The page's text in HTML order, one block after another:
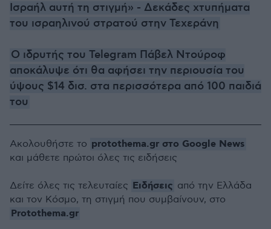
Ισραήλ αυτή τη στιγμή» - Δεκάδες χτυπήματα
του ισραηλινού στρατού στην Τεχεράνη
Ο ιδρυτής του Telegram Πάβελ Ντούροφ
αποκάλυψε ότι θα αφήσει την περιουσία του
ύψους $14 δισ. στα περισσότερα από 100 παιδιά
του
Ακολουθήστε το protothema.gr στο Google News
και μάθετε πρώτοι όλες τις ειδήσεις
Δείτε όλες τις τελευταίες Ειδήσεις από την Ελλάδα
και τον Κόσμο, τη στιγμή που συμβαίνουν, στο
Protothema.gr